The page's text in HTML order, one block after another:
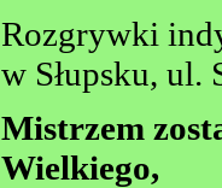
Rozgrywki
w Słupsku, ul.
Mistrzem
Wielkiego,